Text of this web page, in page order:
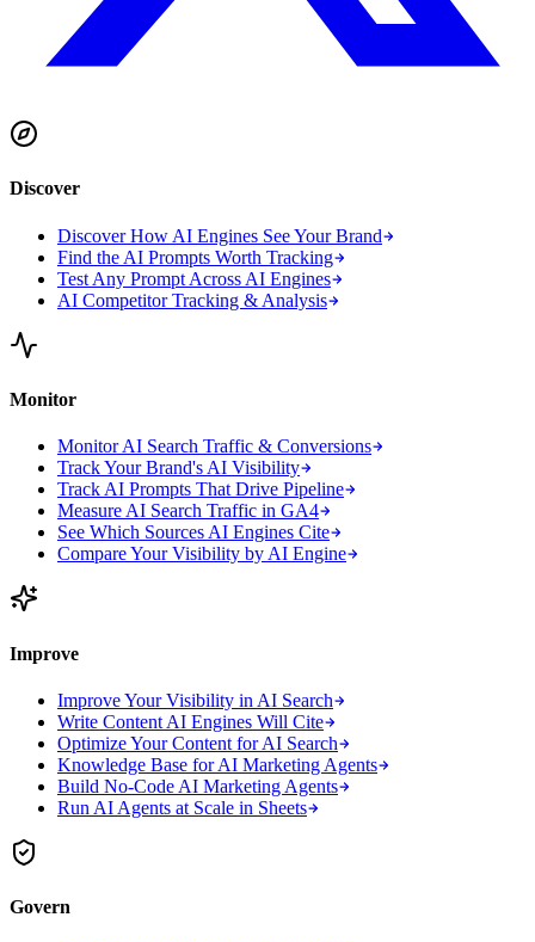
Discover
Discover How AI Engines See Your Brand
Find the AI Prompts Worth Tracking
Test Any Prompt Across AI Engines
AI Competitor Tracking & Analysis
Monitor
Monitor AI Search Traffic & Conversions
Track Your Brand's AI Visibility
Track AI Prompts That Drive Pipeline
Measure AI Search Traffic in GA4
See Which Sources AI Engines Cite
Compare Your Visibility by AI Engine
Improve
Improve Your Visibility in AI Search
Write Content AI Engines Will Cite
Optimize Your Content for AI Search
Knowledge Base for AI Marketing Agents
Build No-Code AI Marketing Agents
Run AI Agents at Scale in Sheets
Govern